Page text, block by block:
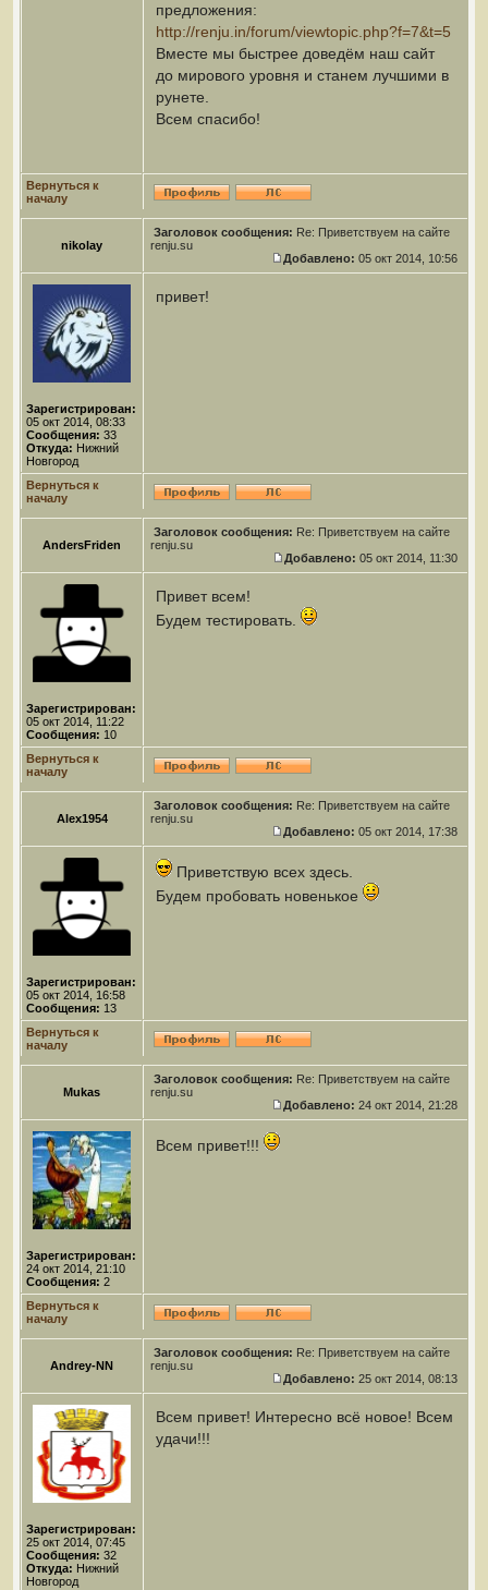
предложения:
http://renju.in/forum/viewtopic.php?f=7&t=5
Вместе мы быстрее доведём наш сайт
до мирового уровня и станем лучшими в
рунете.
Всем спасибо!
Вернуться к
началу
nikolay
Заголовок сообщения: Re: Приветствуем на сайте
renju.su
Добавлено: 05 окт 2014, 10:56
Зарегистрирован:
05 окт 2014, 08:33
Сообщения: 33
Откуда: Нижний
Новгород
привет!
Вернуться к
началу
AndersFriden
Заголовок сообщения: Re: Приветствуем на сайте
renju.su
Добавлено: 05 окт 2014, 11:30
Зарегистрирован:
05 окт 2014, 11:22
Сообщения: 10
Привет всем!
Будем тестировать.
Вернуться к
началу
Alex1954
Заголовок сообщения: Re: Приветствуем на сайте
renju.su
Добавлено: 05 окт 2014, 17:38
Зарегистрирован:
05 окт 2014, 16:58
Сообщения: 13
Приветствую всех здесь.
Будем пробовать новенькое
Вернуться к
началу
Mukas
Заголовок сообщения: Re: Приветствуем на сайте
renju.su
Добавлено: 24 окт 2014, 21:28
Зарегистрирован:
24 окт 2014, 21:10
Сообщения: 2
Всем привет!!!
Вернуться к
началу
Andrey-NN
Заголовок сообщения: Re: Приветствуем на сайте
renju.su
Добавлено: 25 окт 2014, 08:13
Зарегистрирован:
25 окт 2014, 07:45
Сообщения: 32
Откуда: Нижний
Новгород
Всем привет! Интересно всё новое! Всем
удачи!!!